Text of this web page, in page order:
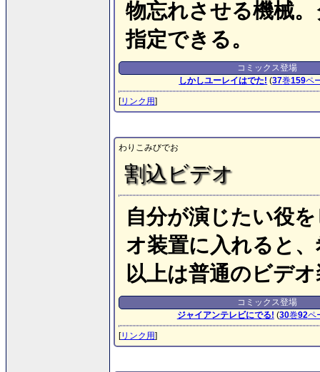
物忘れさせる機械
指定できる。
コミックス登場
しかしユーレイはでた! (37巻159ペ
[リンク用]
わりこみびでお
割込ビデオ
自分が演じたい役
オ装置に入れると
以上は普通のビデ
コミックス登場
ジャイアンテレビにでる! (30巻92ペ
[リンク用]